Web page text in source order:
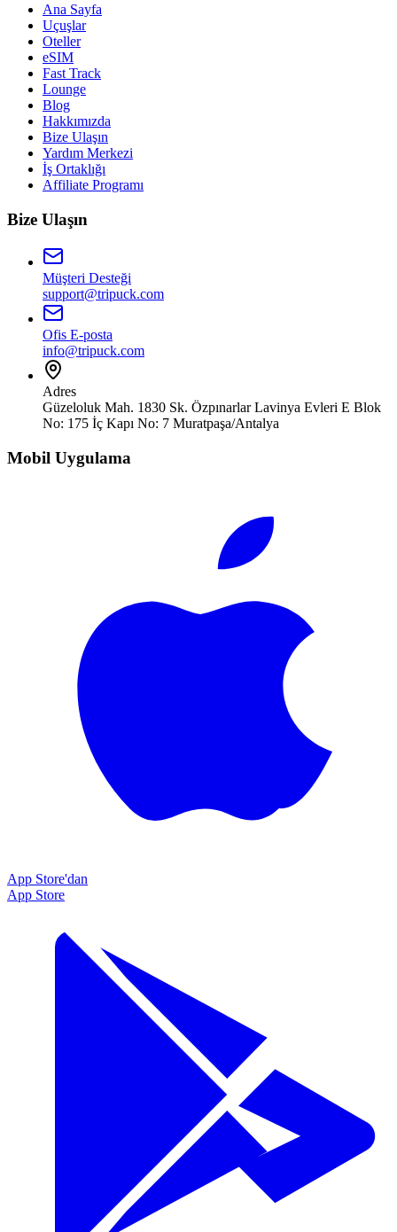
Ana Sayfa
Uçuşlar
Oteller
eSIM
Fast Track
Lounge
Blog
Hakkımızda
Bize Ulaşın
Yardım Merkezi
İş Ortaklığı
Affiliate Programı
Bize Ulaşın
Müşteri Desteği
support@tripuck.com
Ofis E-posta
info@tripuck.com
Adres
Güzeloluk Mah. 1830 Sk. Özpınarlar Lavinya Evleri E Blok
No: 175 İç Kapı No: 7 Muratpaşa/Antalya
Mobil Uygulama
App Store'dan
App Store